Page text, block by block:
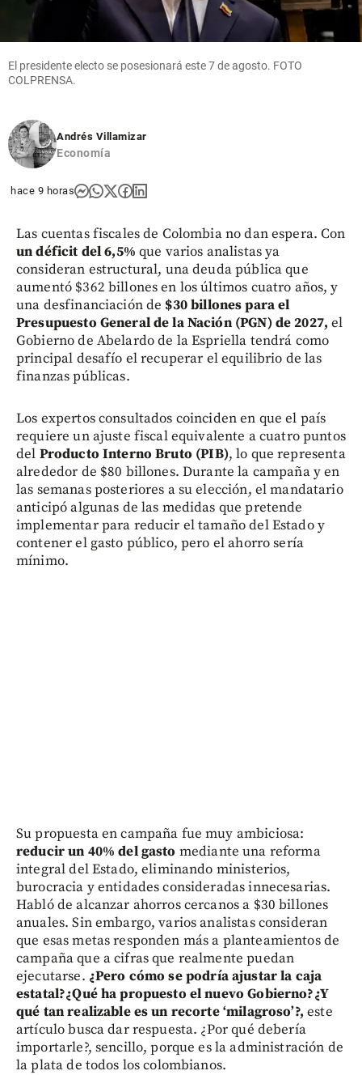
El presidente electo se posesionará este 7 de agosto. FOTO
COLPRENSA.
Andrés Villamizar
Economía
hace 9 horas
Las cuentas fiscales de Colombia no dan espera. Con
un déficit del 6,5% que varios analistas ya
consideran estructural, una deuda pública que
aumentó $362 billones en los últimos cuatro años, y
una desfinanciación de $30 billones para el
Presupuesto General de la Nación (PGN) de 2027, el
Gobierno de Abelardo de la Espriella tendrá como
principal desafío el recuperar el equilibrio de las
finanzas públicas.
Los expertos consultados coinciden en que el país
requiere un ajuste fiscal equivalente a cuatro puntos
del Producto Interno Bruto (PIB), lo que representa
alrededor de $80 billones. Durante la campaña y en
las semanas posteriores a su elección, el mandatario
anticipó algunas de las medidas que pretende
implementar para reducir el tamaño del Estado y
contener el gasto público, pero el ahorro sería
mínimo.
Su propuesta en campaña fue muy ambiciosa:
reducir un 40% del gasto mediante una reforma
integral del Estado, eliminando ministerios,
burocracia y entidades consideradas innecesarias.
Habló de alcanzar ahorros cercanos a $30 billones
anuales. Sin embargo, varios analistas consideran
que esas metas responden más a planteamientos de
campaña que a cifras que realmente puedan
ejecutarse. ¿Pero cómo se podría ajustar la caja
estatal?¿Qué ha propuesto el nuevo Gobierno?¿Y
qué tan realizable es un recorte ‘milagroso’?, este
artículo busca dar respuesta. ¿Por qué debería
importarle?, sencillo, porque es la administración de
la plata de todos los colombianos.